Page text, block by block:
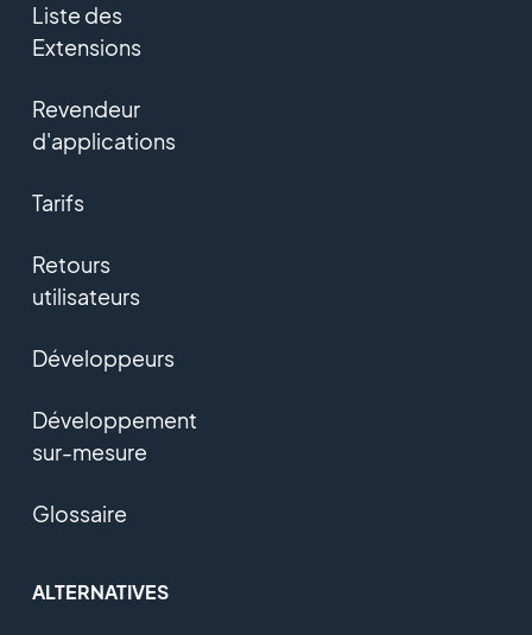
Liste des
Extensions
Revendeur
d'applications
Tarifs
Retours
utilisateurs
Développeurs
Développement
sur-mesure
Glossaire
ALTERNATIVES